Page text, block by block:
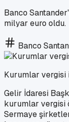
Banco
milyar euro oldu.
Banco
Kurumlar vergisi
Gelir İdaresi
kurumlar vergisi
Sermaye